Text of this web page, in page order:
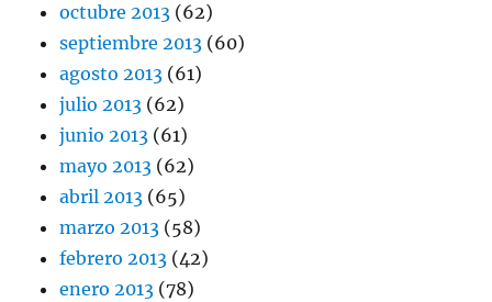
octubre 2013 (62)
septiembre 2013 (60)
agosto 2013 (61)
julio 2013 (62)
junio 2013 (61)
mayo 2013 (62)
abril 2013 (65)
marzo 2013 (58)
febrero 2013 (42)
enero 2013 (78)